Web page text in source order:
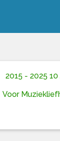
2015 - 2025 10
Voor